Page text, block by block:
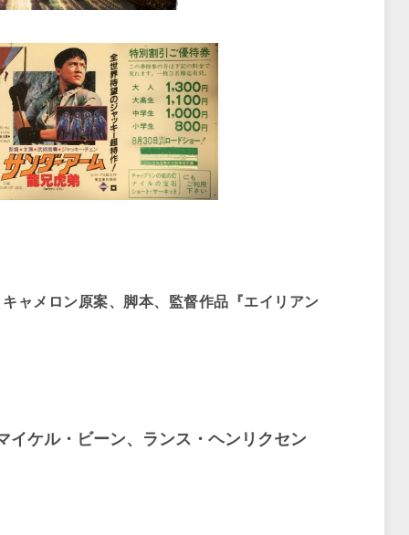
メロン原案、脚本、監督作品『エイリアン
ケル・ビーン、ランス・ヘンリクセン